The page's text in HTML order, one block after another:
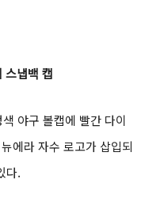
스냅백 캡
야구 볼캡에 빨간 다이
에라 자수 로고가 삽입되
다.